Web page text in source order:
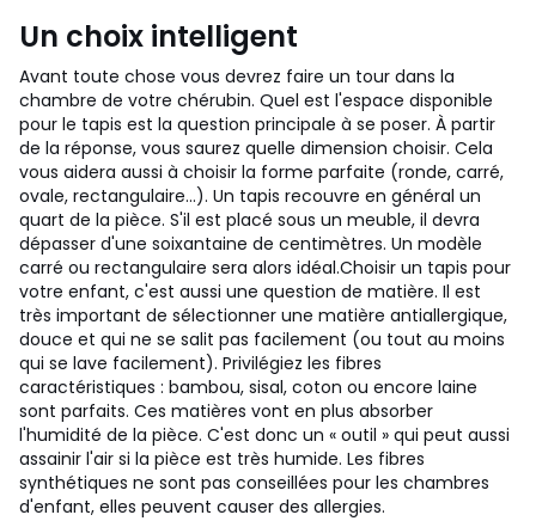
Un choix intelligent
Avant toute chose vous devrez faire un tour dans la
chambre de votre chérubin. Quel est l'espace disponible
pour le tapis est la question principale à se poser. À partir
de la réponse, vous saurez quelle dimension choisir. Cela
vous aidera aussi à choisir la forme parfaite (ronde, carré,
ovale, rectangulaire...). Un tapis recouvre en général un
quart de la pièce. S'il est placé sous un meuble, il devra
dépasser d'une soixantaine de centimètres. Un modèle
carré ou rectangulaire sera alors idéal.Choisir un tapis pour
votre enfant, c'est aussi une question de matière. Il est
très important de sélectionner une matière antiallergique,
douce et qui ne se salit pas facilement (ou tout au moins
qui se lave facilement). Privilégiez les fibres
caractéristiques : bambou, sisal, coton ou encore laine
sont parfaits. Ces matières vont en plus absorber
l'humidité de la pièce. C'est donc un « outil » qui peut aussi
assainir l'air si la pièce est très humide. Les fibres
synthétiques ne sont pas conseillées pour les chambres
d'enfant, elles peuvent causer des allergies.